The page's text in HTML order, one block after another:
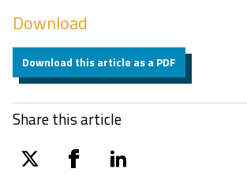
Download
Download this article as a PDF
Share this article
twitter facebooklinkedin